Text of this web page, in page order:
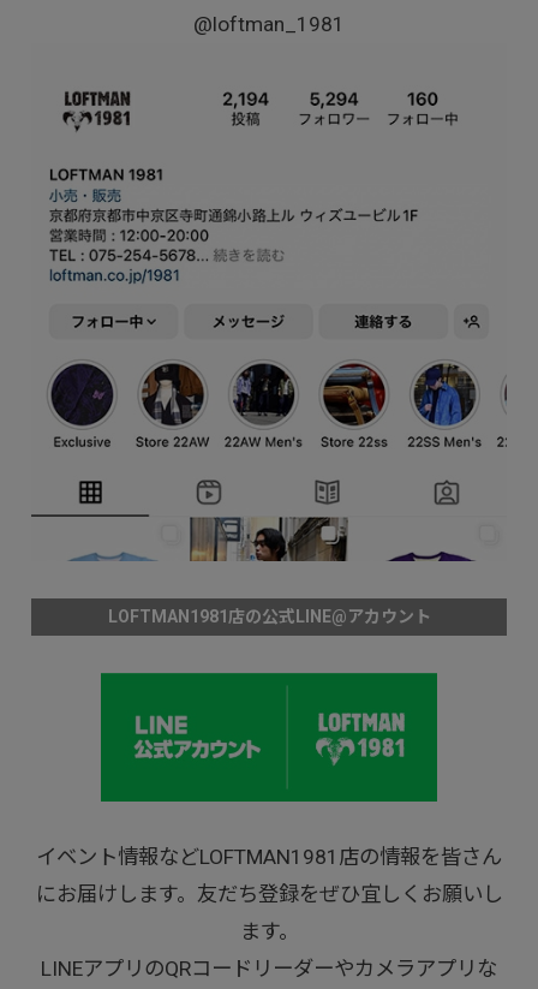
@loftman_1981
LOFTMAN1981店の公式LINE@アカウント
イベント情報などLOFTMAN1981店の情報を皆さん
にお届けします。友だち登録をぜひ宜しくお願いし
ます。
LINEアプリのQRコードリーダーやカメラアプリな